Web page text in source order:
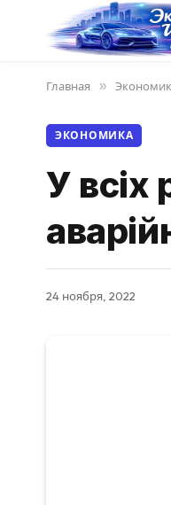
Главная »
ЭКОНОМИКА
У всіх
24 ноября, 2022